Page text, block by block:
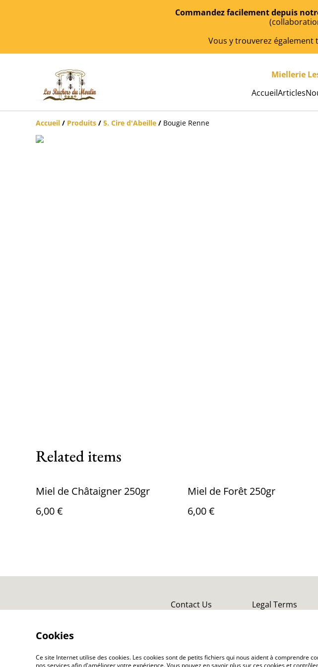
Commandez facilement depuis
Vous y trouverez également
Miellerie
AccueilArticles
Accueil / Produits / 5. Cire d'Abeille / Bougie Renne
Related items
Miel de Châtaigner 250gr
6,00 €
Miel de Forêt 250gr
6,00 €
Contact Us Legal Terms
Cookies
Ce site Internet utilise des cookies. Les cookies sont de petits fichiers qui nous aident à comprendre
nos services afin d'améliorer votre expérience. Vous pouvez en savoir plus sur ces cookies et